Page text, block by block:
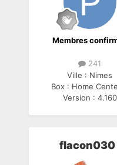
Membres
241
Ville : Nimes
Box : Home
Version : 4.160
flacon030